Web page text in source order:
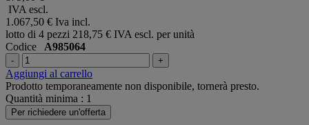
IVA escl.
1.067,50 € Iva incl.
lotto di 4 pezzi 218,75 € IVA escl. per unità
Codice A985064
- +
Aggiungi al carrello
Prodotto temporaneamente non disponibile, tornerà presto.
Quantità minima : 1
Per richiedere un'offerta